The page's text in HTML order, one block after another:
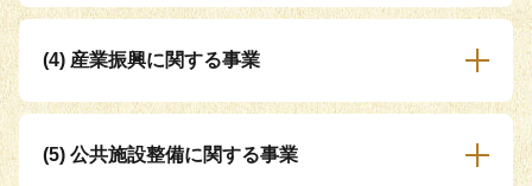
(4) 産業振興に関する事業
(5) 公共施設整備に関する事業